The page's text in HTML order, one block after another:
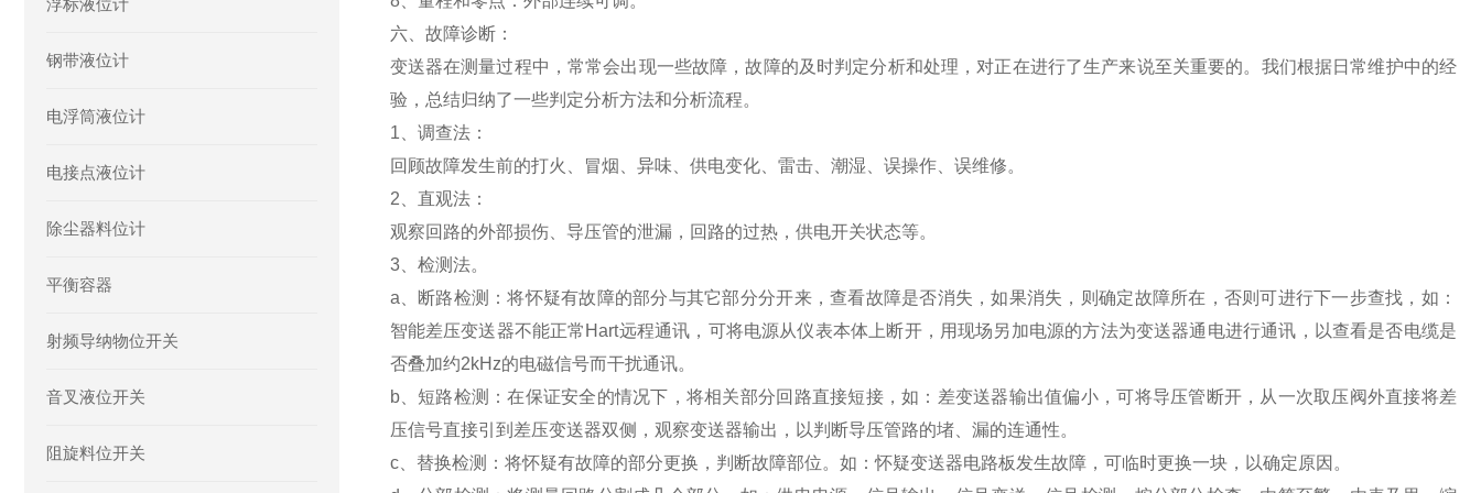
浮标液位计
钢带液位计
电浮筒液位计
电接点液位计
除尘器料位计
平衡容器
射频导纳物位开关
音叉液位开关
阻旋料位开关
六、故障诊断：
变送器在测量过程中，常常会出现一些故障，故障的及时判定分析和处理，对正在进行了生产来说至关重要的。我们根据日常维护中的经
验，总结归纳了一些判定分析方法和分析流程。
1、调查法：
回顾故障发生前的打火、冒烟、异味、供电变化、雷击、潮湿、误操作、误维修。
2、直观法：
观察回路的外部损伤、导压管的泄漏，回路的过热，供电开关状态等。
3、检测法。
a、断路检测：将怀疑有故障的部分与其它部分分开来，查看故障是否消失，如果消失，则确定故障所在，否则可进行下一步查找，如：
智能差压变送器不能正常Hart远程通讯，可将电源从仪表本体上断开，用现场另加电源的方法为变送器通电进行通讯，以查看是否电缆是
否叠加约2kHz的电磁信号而干扰通讯。
b、短路检测：在保证安全的情况下，将相关部分回路直接短接，如：差变送器输出值偏小，可将导压管断开，从一次取压阀外直接将差
压信号直接引到差压变送器双侧，观察变送器输出，以判断导压管路的堵、漏的连通性。
c、替换检测：将怀疑有故障的部分更换，判断故障部位。如：怀疑变送器电路板发生故障，可临时更换一块，以确定原因。